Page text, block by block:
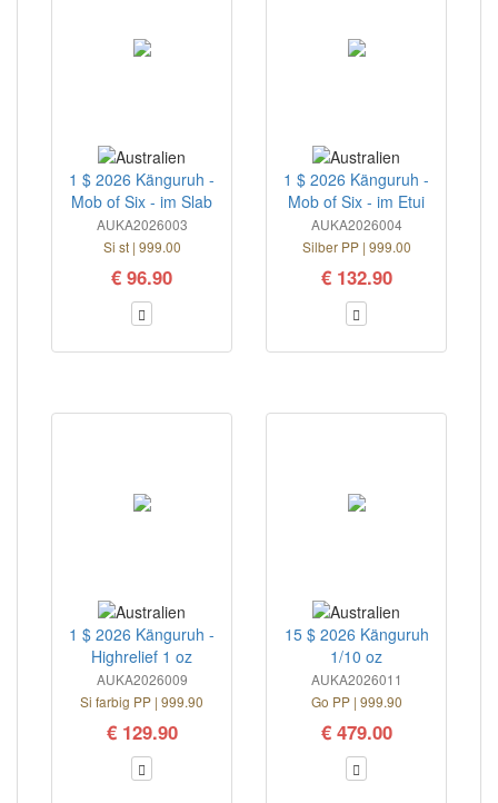
1 $ 2026 Känguruh -
Mob of Six - im Slab
AUKA2026003
Si st | 999.00
€ 96.90
1 $ 2026 Känguruh -
Mob of Six - im Etui
AUKA2026004
Silber PP | 999.00
€ 132.90
1 $ 2026 Känguruh -
Highrelief 1 oz
AUKA2026009
Si farbig PP | 999.90
€ 129.90
15 $ 2026 Känguruh
1/10 oz
AUKA2026011
Go PP | 999.90
€ 479.00